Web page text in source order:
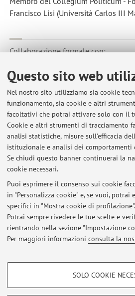
Questo sito web
Nel nostro sito utilizziamo sia cookie
funzionamento, sia cookie e altri
facoltativi che potrai attivare solo con il
Cookie e altri strumenti di tracciamento
analisi statistiche, misure sull'efficacia
istituzionale e analisi dei
Se chiudi questo banner continuerai la
cookie necessari.
Puoi esprimere il consenso sui cookie
in "Personalizza cookie" e, se vuoi, potrai
specifici in "Mostra cookie di profilazione".
Potrai sempre rivedere le tue scelte e
rientrando nella sezione "Impostazione
Per maggiori informazioni consulta la
COOKIE DI PROFILAZIONE -
SOLO COOKIE
Francisco Lisi (Università Carlos III
Collaborazione formale con:
Paese:
Spagna
Descrizione:
Membro del Collegium Politicum -
Francisco Lisi (Università Carlos III
Ultimi avvisi
Office Hour 07/10/2025
Pubblicato il: 07 ottobre 2025
Area riservata